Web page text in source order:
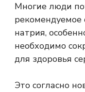
Многие люди
рекомендуемое
натрия,
необходимо
для здоровья
Это согласно